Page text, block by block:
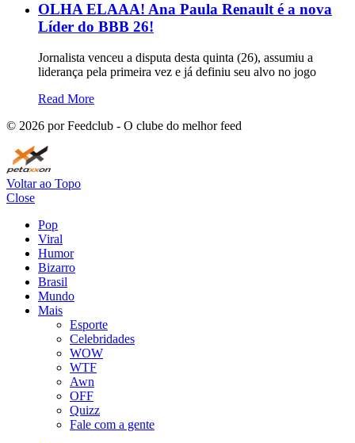
OLHA ELAAA! Ana Paula Renault é a nova
Líder do BBB 26!
Jornalista venceu a disputa desta quinta (26), assumiu a
liderança pela primeira vez e já definiu seu alvo no jogo
Read More
© 2026 por Feedclub - O clube do melhor feed
Voltar ao Topo
Close
Pop
Viral
Humor
Bizarro
Brasil
Mundo
Mais
Esporte
Celebridades
WOW
WTF
Awn
OFF
Quizz
Fale com a gente